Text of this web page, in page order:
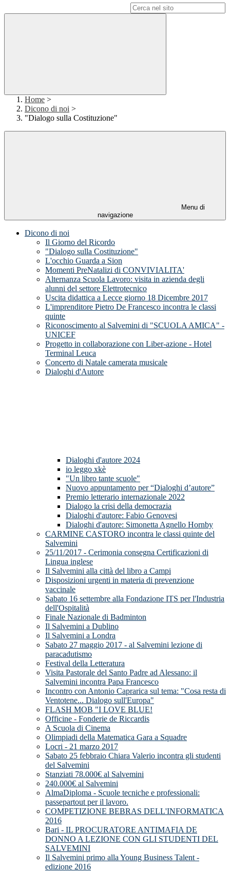
Home >
Dicono di noi >
"Dialogo sulla Costituzione"
Menu di
navigazione
Dicono di noi
Il Giorno del Ricordo
"Dialogo sulla Costituzione"
L'occhio Guarda a Sion
Momenti PreNatalizi di CONVIVIALITA'
Alternanza Scuola Lavoro: visita in azienda degli
alunni del settore Elettrotecnico
Uscita didattica a Lecce giorno 18 Dicembre 2017
L'imprenditore Pietro De Francesco incontra le classi
quinte
Riconoscimento al Salvemini di "SCUOLA AMICA" -
UNICEF
Progetto in collaborazione con Liber-azione - Hotel
Terminal Leuca
Concerto di Natale camerata musicale
Dialoghi d'Autore
Dialoghi d'autore 2024
io leggo xkè
"Un libro tante scuole"
Nuovo appuntamento per “Dialoghi d’autore”
Premio letterario internazionale 2022
Dialogo la crisi della democrazia
Dialoghi d'autore: Fabio Genovesi
Dialoghi d'autore: Simonetta Agnello Hornby
CARMINE CASTORO incontra le classi quinte del
Salvemini
25/11/2017 - Cerimonia consegna Certificazioni di
Lingua inglese
Il Salvemini alla città del libro a Campi
Disposizioni urgenti in materia di prevenzione
vaccinale
Sabato 16 settembre alla Fondazione ITS per l'Industria
dell'Ospitalità
Finale Nazionale di Badminton
Il Salvemini a Dublino
Il Salvemini a Londra
Sabato 27 maggio 2017 - al Salvemini lezione di
paracadutismo
Festival della Letteratura
Visita Pastorale del Santo Padre ad Alessano: il
Salvemini incontra Papa Francesco
Incontro con Antonio Caprarica sul tema: "Cosa resta di
Ventotene... Dialogo sull'Europa"
FLASH MOB "I LOVE BLUE!
Officine - Fonderie de Riccardis
A Scuola di Cinema
Olimpiadi della Matematica Gara a Squadre
Locri - 21 marzo 2017
Sabato 25 febbraio Chiara Valerio incontra gli studenti
del Salvemini
Stanziati 78.000€ al Salvemini
240.000€ al Salvemini
AlmaDiploma - Scuole tecniche e professionali:
passepartout per il lavoro.
COMPETIZIONE BEBRAS DELL'INFORMATICA
2016
Bari - IL PROCURATORE ANTIMAFIA DE
DONNO A LEZIONE CON GLI STUDENTI DEL
SALVEMINI
Il Salvemini primo alla Young Business Talent -
edizione 2016